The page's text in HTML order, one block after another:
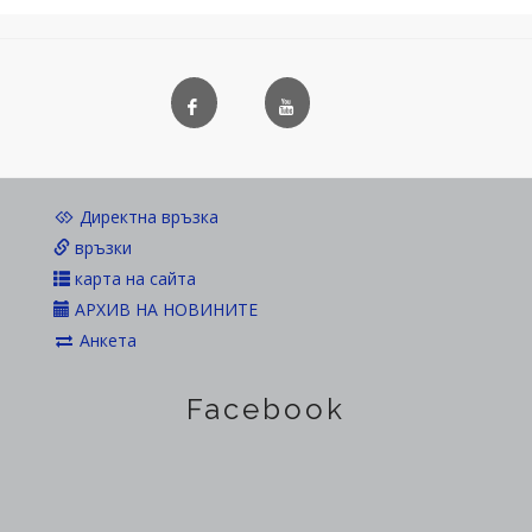
Директна връзка
връзки
карта на сайта
АРХИВ НА НОВИНИТЕ
Анкета
Facebook